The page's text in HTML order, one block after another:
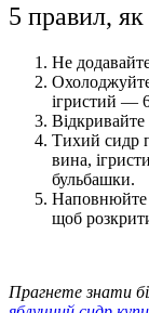
5 правил,
Не
ігристий —
Тихий сидр
вина,
бульбашки.
Наповнюйте
щоб
Прагнете знати